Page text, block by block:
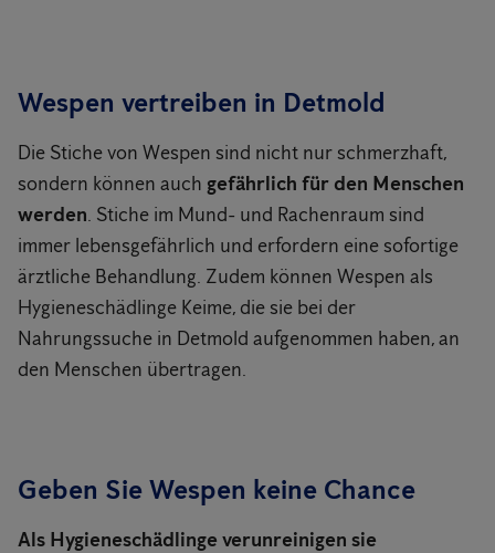
Wespen vertreiben in Detmold
Die Stiche von Wespen sind nicht nur schmerzhaft,
sondern können auch gefährlich für den Menschen
werden. Stiche im Mund- und Rachenraum sind
immer lebensgefährlich und erfordern eine sofortige
ärztliche Behandlung. Zudem können Wespen als
Hygieneschädlinge Keime, die sie bei der
Nahrungssuche in Detmold aufgenommen haben, an
den Menschen übertragen.
Geben Sie Wespen keine Chance
Als Hygieneschädlinge verunreinigen sie